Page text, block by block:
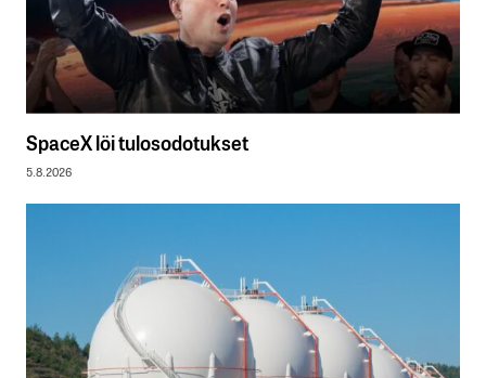
SpaceX löi tulosodotukset
5.8.2026